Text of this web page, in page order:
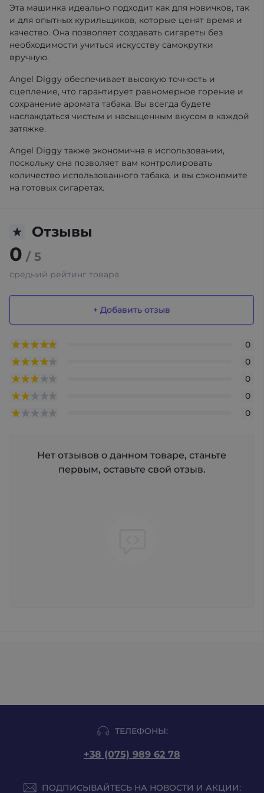
Эта машинка идеально подходит как для новичков, так
и для опытных курильщиков, которые ценят время и
качество. Она позволяет создавать сигареты без
необходимости учиться искусству самокрутки
вручную.
Angel Diggy обеспечивает высокую точность и
сцепление, что гарантирует равномерное горение и
сохранение аромата табака. Вы всегда будете
наслаждаться чистым и насыщенным вкусом в каждой
затяжке.
Angel Diggy также экономична в использовании,
поскольку она позволяет вам контролировать
количество использованного табака, и вы сэкономите
на готовых сигаретах.
Отзывы
0 / 5
средний рейтинг товара
+ Добавить отзыв
0
0
0
0
0
Нет отзывов о данном товаре, станьте
первым, оставьте свой отзыв.
ТЕЛЕФОНЫ:
+38 (075) 989 62 78
ПОДПИСЫВАЙТЕСЬ НА НОВОСТИ И АКЦИИ: